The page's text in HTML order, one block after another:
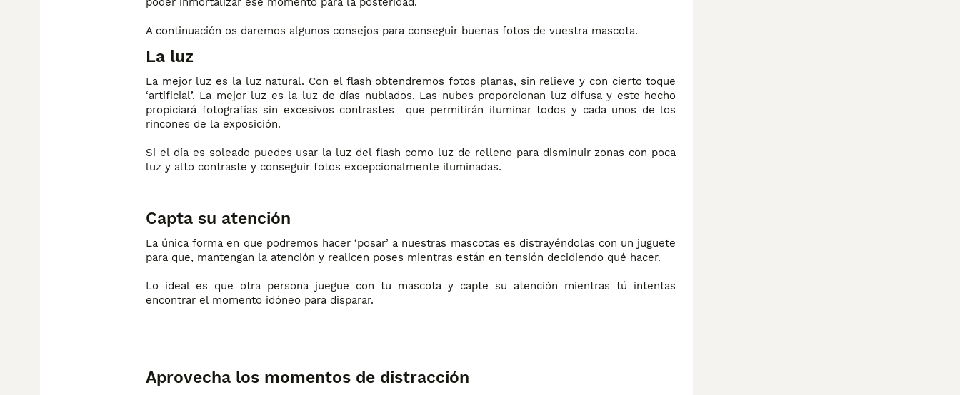
A continuación os daremos algunos consejos para conseguir buenas fotos de vuestra mascota.
La luz
La mejor luz es la luz natural. Con el flash obtendremos fotos planas, sin relieve y con cierto toque
‘artificial’. La mejor luz es la luz de días nublados. Las nubes proporcionan luz difusa y este hecho
propiciará fotografías sin excesivos contrastes que permitirán iluminar todos y cada unos de los
rincones de la exposición.
Si el día es soleado puedes usar la luz del flash como luz de relleno para disminuir zonas con poca
luz y alto contraste y conseguir fotos excepcionalmente iluminadas.
Capta su atención
La única forma en que podremos hacer ‘posar’ a nuestras mascotas es distrayéndolas con un juguete
para que, mantengan la atención y realicen poses mientras están en tensión decidiendo qué hacer.
Lo ideal es que otra persona juegue con tu mascota y capte su atención mientras tú intentas
encontrar el momento idóneo para disparar.
Aprovecha los momentos de distracción